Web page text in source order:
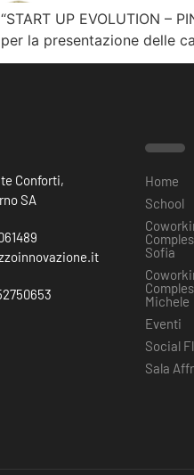
UP EVOLUTION –
la presentazione delle
Conforti,
SA
Home
School
Sofia
Michele
Eventi
Social
Sala